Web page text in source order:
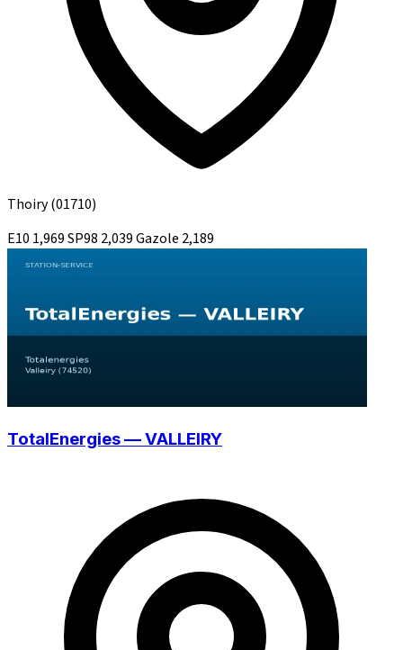
Thoiry(01710)
E10 1,969SP98 2,039Gazole 2,189
TotalEnergies — VALLEIRY